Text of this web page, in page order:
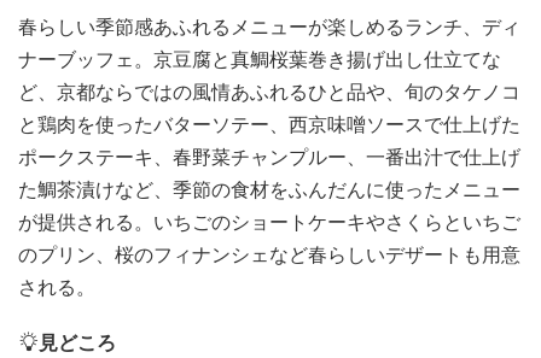
春らしい季節感あふれるメニューが楽しめるランチ、ディ
ナーブッフェ。京豆腐と真鯛桜葉巻き揚げ出し仕立てな
ど、京都ならではの風情あふれるひと品や、旬のタケノコ
と鶏肉を使ったバターソテー、西京味噌ソースで仕上げた
ポークステーキ、春野菜チャンプルー、一番出汁で仕上げ
た鯛茶漬けなど、季節の食材をふんだんに使ったメニュー
が提供される。いちごのショートケーキやさくらといちご
のプリン、桜のフィナンシェなど春らしいデザートも用意
される。
見どころ